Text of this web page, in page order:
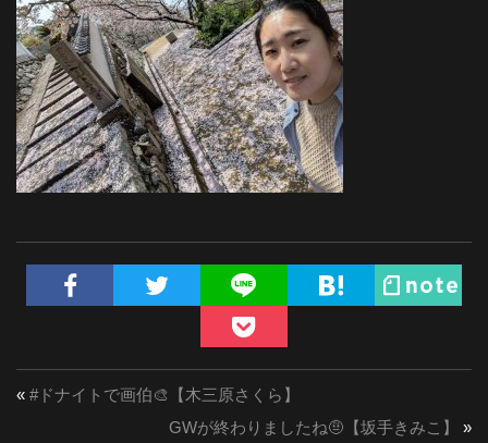
« #ドナイトで画伯🎨【木三原さくら】
GWが終わりましたね🤨【坂手きみこ】
»